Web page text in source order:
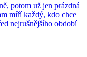
potom už jen prázdná
míří každý, kdo chce
nejrušnějšího období